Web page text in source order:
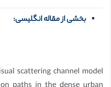
بخشی از مقاله انگلیسی:
scattering channel model